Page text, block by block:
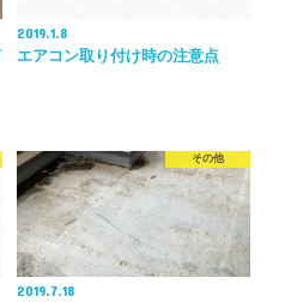
2019.1.8
エアコン取り付け時の注意点
その他
2019.7.18